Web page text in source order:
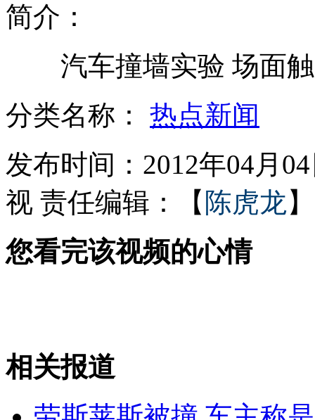
各地掀起绿色祭扫风 鲜花卡片寄哀思
日预测9级地震 谣传影响上海浙江
产妇下体流出纱布 质疑医生
山西运城恶犬咬伤多人 警民合力深夜将其击毙
简介：
汽车撞墙实验 场面触
分类名称： 热点新闻
发布时间：2012年04月
视 责任编辑：【 陈虎龙】
您看完该视频的心情
相关报道